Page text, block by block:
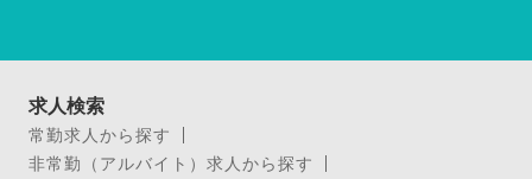
求人検索
常勤求人から探す
非常勤（アルバイト）求人から探す